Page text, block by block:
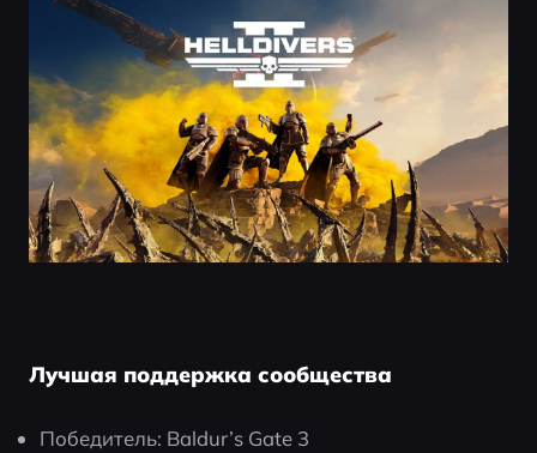
Лучшая поддержка сообщества
Победитель: Baldur’s Gate 3